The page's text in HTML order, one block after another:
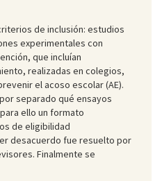
de inclusión: estudios
experimentales con
que incluían
realizadas en colegios,
el acoso escolar (AE).
separado qué ensayos
ello un formato
de eligibilidad
desacuerdo fue resuelto por
Finalmente se